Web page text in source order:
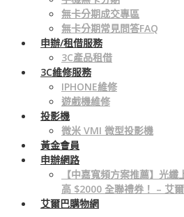
無卡分期成交專區
無卡分期常見問答FAQ
申辦/租借服務
3C產品租借
3C維修服務
IPHONE維修
遊戲機維修
投影機
微米 VMI 微型投影機
黃金會員
申辦網路
【中嘉寬頻方案推薦】光
高 $2000 全聯禮券！ – 艾
艾爾巴購物網